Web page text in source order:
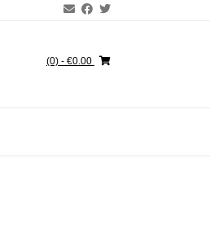
(0) - €0.00